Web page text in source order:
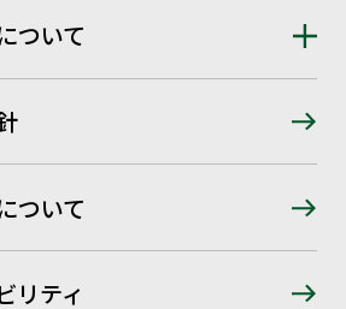
ついて
ついて
リティ